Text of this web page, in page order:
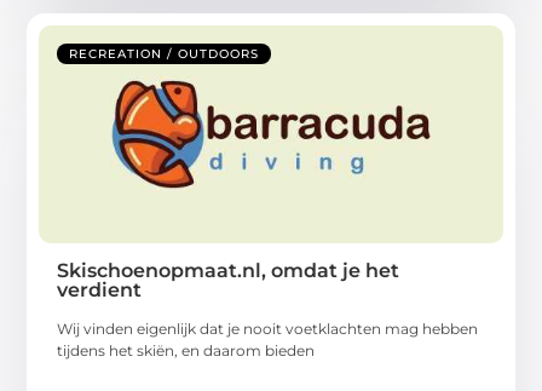
RECREATION / OUTDOORS
Skischoenopmaat.nl, omdat je het
verdient
Wij vinden eigenlijk dat je nooit voetklachten mag hebben
tijdens het skiën, en daarom bieden